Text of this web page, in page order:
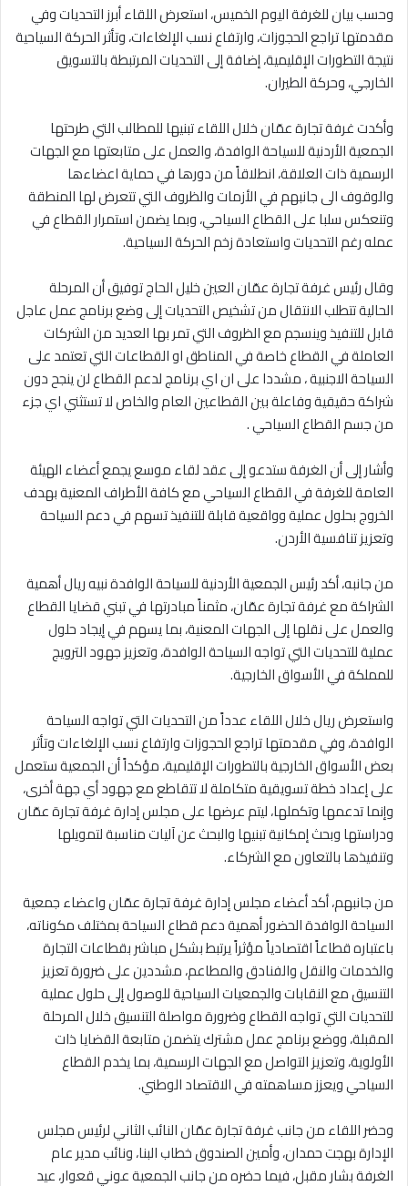
وحسب بيان للغرفة اليوم الخميس، استعرض اللقاء أبرز التحديات وفي
مقدمتها تراجع الحجوزات، وارتفاع نسب الإلغاءات، وتأثر الحركة السياحية
نتيجة التطورات الإقليمية، إضافة إلى التحديات المرتبطة بالتسويق
الخارجي، وحركة الطيران.
وأكدت غرفة تجارة عمّان خلال اللقاء تبنيها للمطالب التي طرحتها
الجمعية الأردنية للسياحة الوافدة، والعمل على متابعتها مع الجهات
الرسمية ذات العلاقة، انطلاقاً من دورها في حماية اعضاءها
والوقوف الى جانبهم في الأزمات والظروف التي تتعرض لها المنطقة
وتنعكس سلبا على القطاع السياحي، وبما يضمن استمرار القطاع في
عمله رغم التحديات واستعادة زخم الحركة السياحية.
وقال رئيس غرفة تجارة عمّان العين خليل الحاج توفيق أن المرحلة
الحالية تتطلب الانتقال من تشخيص التحديات إلى وضع برنامج عمل عاجل
قابل للتنفيذ وينسجم مع الظروف التي تمر بها العديد من الشركات
العاملة في القطاع خاصة في المناطق او القطاعات التي تعتمد على
السياحة الاجنبية ، مشددا على ان اي برنامج لدعم القطاع لن ينجح دون
شراكة حقيقية وفاعلة بين القطاعين العام والخاص لا تستثني اي جزء
من جسم القطاع السياحي .
وأشار إلى أن الغرفة ستدعو إلى عقد لقاء موسع يجمع أعضاء الهيئة
العامة للغرفة في القطاع السياحي مع كافة الأطراف المعنية بهدف
الخروج بحلول عملية وواقعية قابلة للتنفيذ تسهم في دعم السياحة
وتعزيز تنافسية الأردن.
من جانبه، أكد رئيس الجمعية الأردنية للسياحة الوافدة نبيه ريال أهمية
الشراكة مع غرفة تجارة عمّان، مثمناً مبادرتها في تبني قضايا القطاع
والعمل على نقلها إلى الجهات المعنية، بما يسهم في إيجاد حلول
عملية للتحديات التي تواجه السياحة الوافدة، وتعزيز جهود الترويج
للمملكة في الأسواق الخارجية.
واستعرض ريال خلال اللقاء عدداً من التحديات التي تواجه السياحة
الوافدة، وفي مقدمتها تراجع الحجوزات وارتفاع نسب الإلغاءات وتأثر
بعض الأسواق الخارجية بالتطورات الإقليمية، مؤكداً أن الجمعية ستعمل
على إعداد خطة تسويقية متكاملة لا تتقاطع مع جهود أي جهة أخرى،
وإنما تدعمها وتكملها، ليتم عرضها على مجلس إدارة غرفة تجارة عمّان
ودراستها وبحث إمكانية تبنيها والبحث عن آليات مناسبة لتمويلها
وتنفيذها بالتعاون مع الشركاء.
من جانبهم، أكد أعضاء مجلس إدارة غرفة تجارة عمّان واعضاء جمعية
السياحة الوافدة الحضور أهمية دعم قطاع السياحة بمختلف مكوناته،
باعتباره قطاعاً اقتصادياً مؤثراً يرتبط بشكل مباشر بقطاعات التجارة
والخدمات والنقل والفنادق والمطاعم، مشددين على ضرورة تعزيز
التنسيق مع النقابات والجمعيات السياحية للوصول إلى حلول عملية
للتحديات التي تواجه القطاع وضرورة مواصلة التنسيق خلال المرحلة
المقبلة، ووضع برنامج عمل مشترك يتضمن متابعة القضايا ذات
الأولوية، وتعزيز التواصل مع الجهات الرسمية، بما يخدم القطاع
السياحي ويعزز مساهمته في الاقتصاد الوطني.
وحضر اللقاء من جانب غرفة تجارة عمّان النائب الثاني لرئيس مجلس
الإدارة بهجت حمدان، وأمين الصندوق خطاب البنا، ونائب مدير عام
الغرفة بشار مقبل، فيما حضره من جانب الجمعية عوني قعوار، عيد